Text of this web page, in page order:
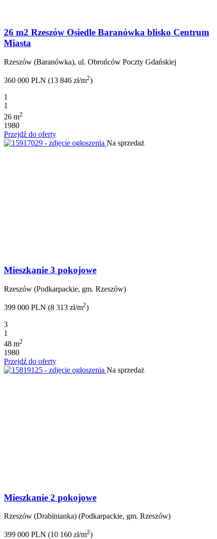
26 m2 Rzeszów Osiedle Baranówka blisko Centrum
Miasta
Rzeszów (Baranówka), ul. Obrońców Poczty Gdańskiej
360 000 PLN (13 846 zł/m2)
1
1
26 m2
1980
Przejdź do oferty
Na sprzedaż
Mieszkanie 3 pokojowe
Rzeszów (Podkarpackie, gm. Rzeszów)
399 000 PLN (8 313 zł/m2)
3
1
48 m2
1980
Przejdź do oferty
Na sprzedaż
Mieszkanie 2 pokojowe
Rzeszów (Drabinianka) (Podkarpackie, gm. Rzeszów)
399 000 PLN (10 160 zł/m2)